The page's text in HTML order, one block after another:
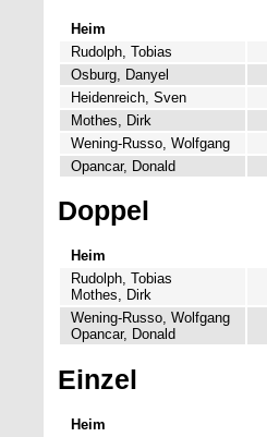
Heim
Rudolph, Tobias
Osburg, Danyel
Heidenreich, Sven
Mothes, Dirk
Wening-Russo, Wolfgang
Opancar, Donald
Doppel
Heim
Rudolph, Tobias
Mothes, Dirk
Wening-Russo, Wolfgang
Opancar, Donald
Einzel
Heim